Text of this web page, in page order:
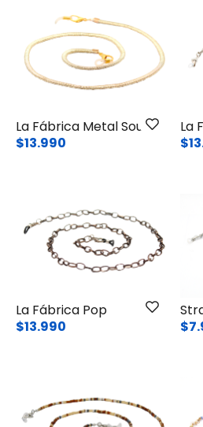
La Fábrica Metal Soul
$13.990
La
La Fábrica Pop
$13.990